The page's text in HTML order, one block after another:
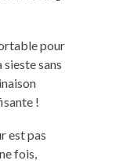
pour
sieste sans
!
estpas
fois,